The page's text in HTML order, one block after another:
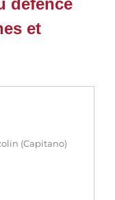
defence
et
(Capitano)